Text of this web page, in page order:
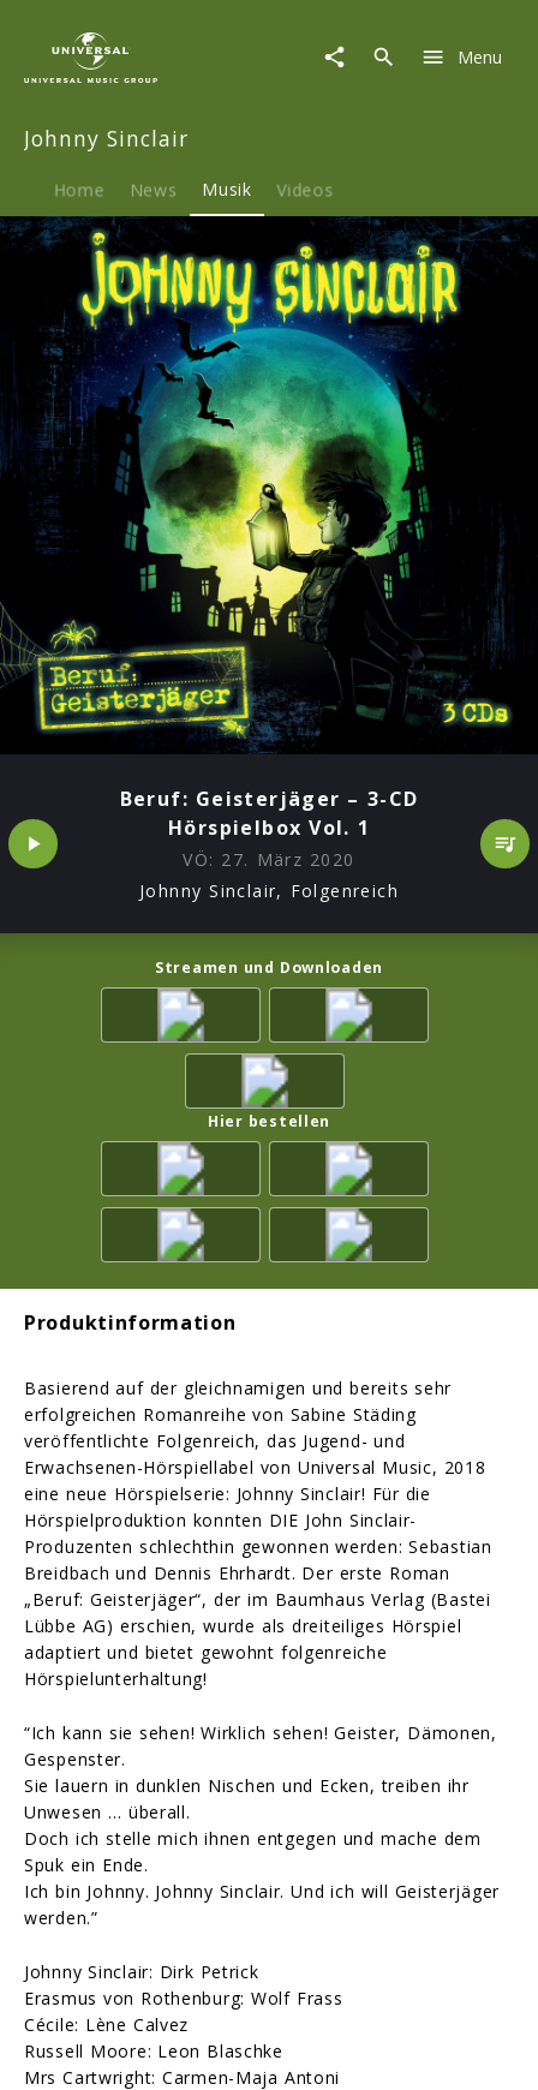
Musik
Beruf:
3-
CD
Hörspielbox
Menu
Johnny Sinclair
Home News Musik Videos
Beruf: Geisterjäger – 3-CD
Hörspielbox Vol. 1
VÖ: 27. März 2020
Johnny Sinclair, Folgenreich
Streamen und Downloaden
Hier bestellen
Produktinformation
Basierend auf der gleichnamigen und bereits sehr
erfolgreichen Romanreihe von Sabine Städing
veröffentlichte Folgenreich, das Jugend- und
Erwachsenen-Hörspiellabel von Universal Music, 2018
eine neue Hörspielserie: Johnny Sinclair! Für die
Hörspielproduktion konnten DIE John Sinclair-
Produzenten schlechthin gewonnen werden: Sebastian
Breidbach und Dennis Ehrhardt. Der erste Roman
„Beruf: Geisterjäger“, der im Baumhaus Verlag (Bastei
Lübbe AG) erschien, wurde als dreiteiliges Hörspiel
adaptiert und bietet gewohnt folgenreiche
Hörspielunterhaltung!
“Ich kann sie sehen! Wirklich sehen! Geister, Dämonen,
Gespenster.
Sie lauern in dunklen Nischen und Ecken, treiben ihr
Unwesen … überall.
Doch ich stelle mich ihnen entgegen und mache dem
Spuk ein Ende.
Ich bin Johnny. Johnny Sinclair. Und ich will Geisterjäger
werden.”
Johnny Sinclair: Dirk Petrick
Erasmus von Rothenburg: Wolf Frass
Cécile: Lène Calvez
Russell Moore: Leon Blaschke
Mrs Cartwright: Carmen-Maja Antoni